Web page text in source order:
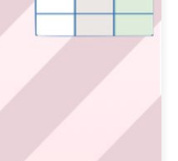
de 3 cifras
y el de las
a puede crear su